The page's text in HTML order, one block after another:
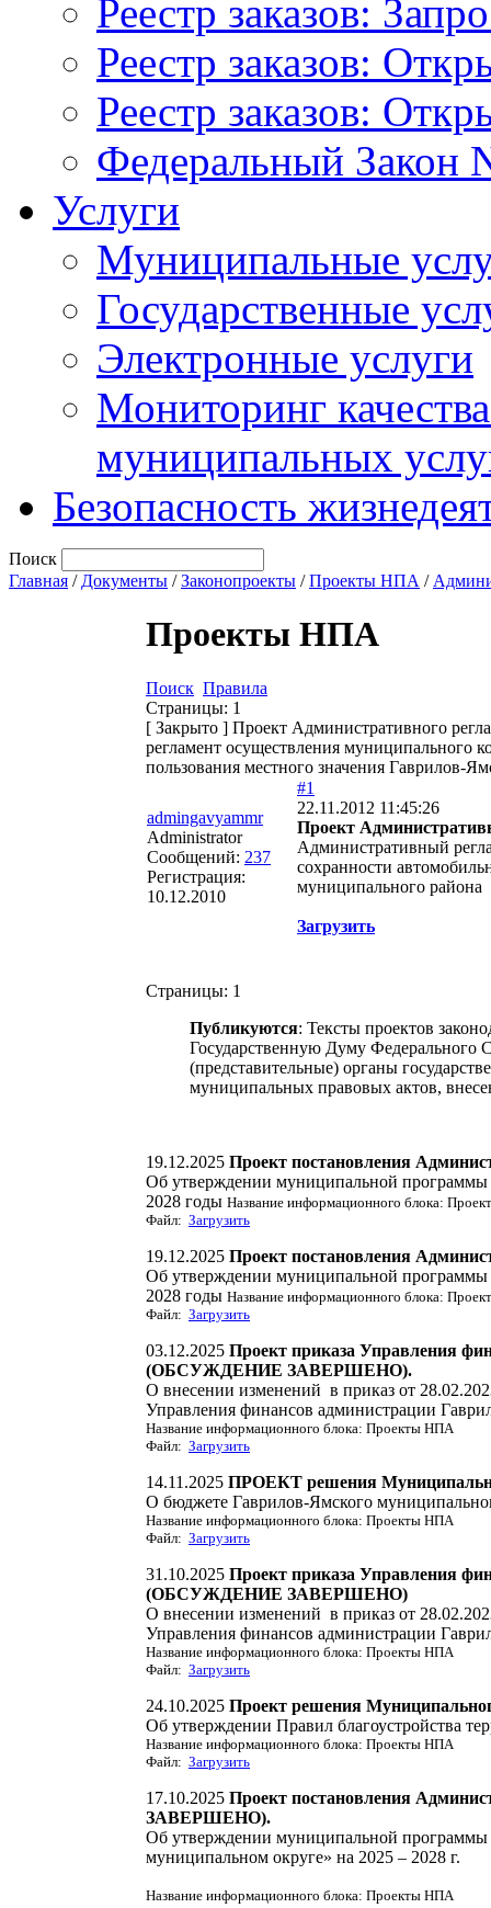
Реестр заказов:
Реестр заказов:
Реестр заказов:
Федеральный Закон
Услуги
Муниципальные
Государственные
Электронные услуги
Мониторинг
муниципальных
Безопасность
Поиск
Главная / Документы /Законопроекты /Проекты НПА /
Проекты НПА
Поиск Правила
Страницы: 1
[ Закрыто ] Проект Административного
регламент осуществления муниципального
пользования местного значения Гаврилов-
admingavyammr
Administrator
Сообщений: 237
Регистрация:
10.12.2010
#1
22.11.2012 11:45:26
Проект
Административный
сохранности
муниципального района
Загрузить
Страницы: 1
Публикуются: Тексты проектов
Государственную Думу Федерального
(представительные) органы
муниципальных правовых актов,
19.12.2025 Проект постановления
Об утверждении муниципальной программы
2028 годы Название информационного блока:
Файл: Загрузить
19.12.2025 Проект постановления
Об утверждении муниципальной программы
2028 годы Название информационного блока:
Файл: Загрузить
03.12.2025 Проект приказа Управления
(ОБСУЖДЕНИЕ ЗАВЕРШЕНО).
О внесении изменений в приказ от
Управления финансов администрации
Название информационного блока: Проекты НПА
Файл: Загрузить
14.11.2025 ПРОЕКТ решения
О бюджете Гаврилов-Ямского
Название информационного блока: Проекты НПА
Файл: Загрузить
31.10.2025 Проект приказа Управления
(ОБСУЖДЕНИЕ ЗАВЕРШЕНО)
О внесении изменений в приказ от
Управления финансов администрации
Название информационного блока: Проекты НПА
Файл: Загрузить
24.10.2025 Проект решения
Об утверждении Правил благоустройства
Название информационного блока: Проекты НПА
Файл: Загрузить
17.10.2025 Проект постановления
ЗАВЕРШЕНО).
Об утверждении муниципальной программы
муниципальном округе» на 2025 – 2028 г.
Название информационного блока: Проекты НПА